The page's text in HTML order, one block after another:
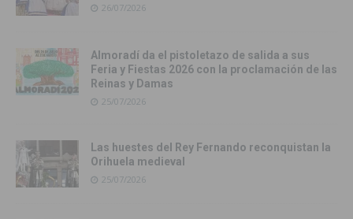
26/07/2026
Almoradí da el pistoletazo de salida a sus
Feria y Fiestas 2026 con la proclamación de las
Reinas y Damas
25/07/2026
Las huestes del Rey Fernando reconquistan la
Orihuela medieval
25/07/2026